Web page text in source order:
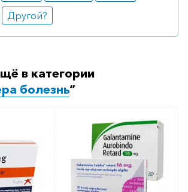
Другой?
в категории
болезнь”